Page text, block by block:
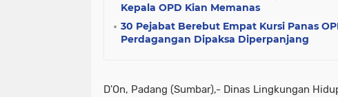
Kepala OPD Kian Memanas
30 Pejabat Berebut Empat Kursi Panas
Perdagangan Dipaksa Diperpanjang
D'On, Padang (Sumbar),- Dinas Lingkungan